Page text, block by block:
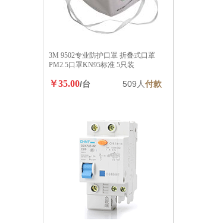
3M 9502专业防护口罩 折叠式口罩
PM2.5口罩KN95标准 5只装
￥35.00/台 509人付款